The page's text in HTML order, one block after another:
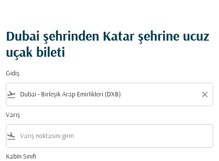
Dubai şehrinden Katar şehrine ucuz
uçak bileti
Gidiş
flight_takeoff close
Varış
flight_land
Kabin Sınıfı